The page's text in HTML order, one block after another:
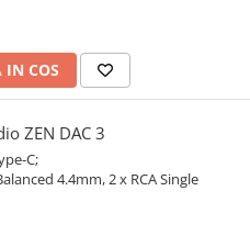
IN COS
ZEN DAC 3
C;
4.4mm, 2 x RCA Single